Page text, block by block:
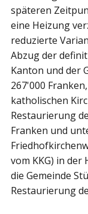
späteren
eine Heizung
reduzierte
Abzug der
Kanton und der
267'000
katholischen
Restaurierung
Franken und
vom KKG) in der
die Gemeinde
Restaurierung